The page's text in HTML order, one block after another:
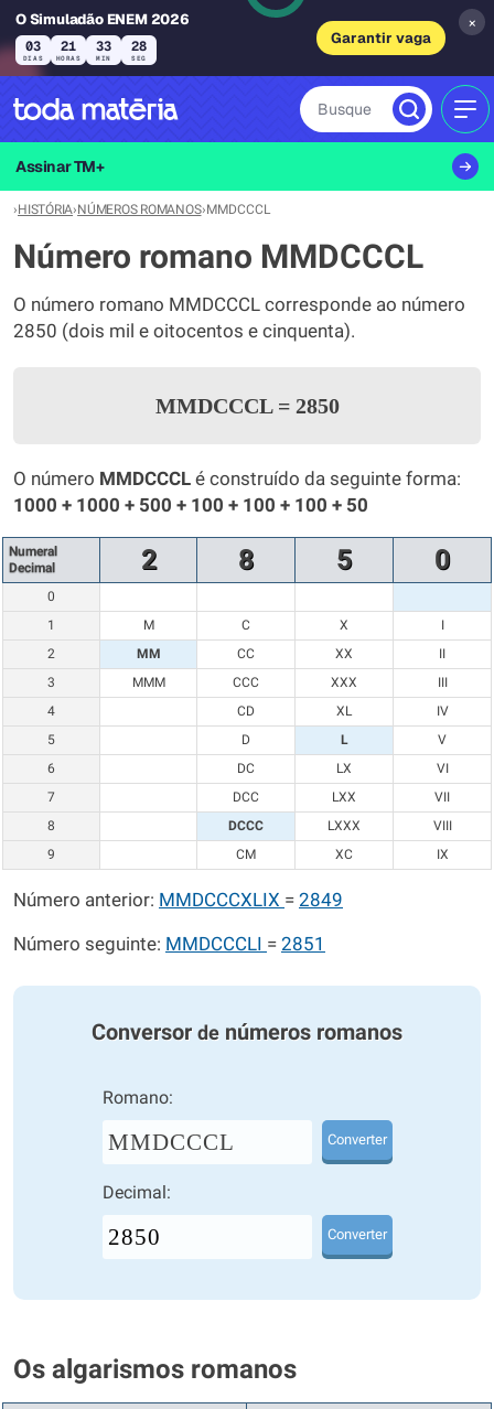
O Simuladão ENEM 2026
03
DIAS
21
HORAS
33
MIN
28
SEG
Garantir vaga
×
Busque
Assinar TM+
›HISTÓRIA›NÚMEROS ROMANOS›MMDCCCL
Número romano MMDCCCL
O número romano MMDCCCL corresponde ao número
2850 (dois mil e oitocentos e cinquenta).
MMDCCCL =2850
O número MMDCCCL é construído da seguinte forma:
1000 + 1000 + 500 + 100 + 100 + 100 + 50
Numeral
Decimal
2 8 5 0
0
1
M C X
I
2
MM CC XX
II
3
MMM CCC XXX
III
4
CD XL
IV
5
D L
V
6
DC LX
VI
7
DCC LXX
VII
8
DCCC LXXX
VIII
9
CM XC IX
Número anterior: MMDCCCXLIX = 2849
Número seguinte: MMDCCCLI = 2851
Conversor de números romanos
Romano:
MMDCCCL Converter
Decimal:
Converter
Os algarismos romanos